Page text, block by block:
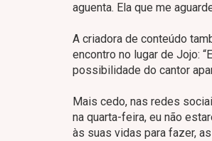
aguenta. Ela que me
A criadora de conteúdo
encontro no lugar de Jojo:
possibilidade do cantor
Mais cedo, nas redes
na quarta-feira, eu não
às suas vidas para fazer,